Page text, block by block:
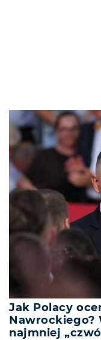
Jak Polacy
Nawrockiego?
najmniej